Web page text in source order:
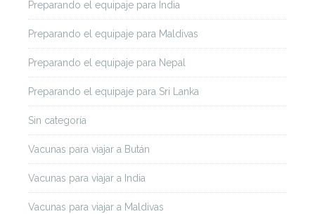
Preparando el equipaje para India
Preparando el equipaje para Maldivas
Preparando el equipaje para Nepal
Preparando el equipaje para Sri Lanka
Sin categoría
Vacunas para viajar a Bután
Vacunas para viajar a India
Vacunas para viajar a Maldivas